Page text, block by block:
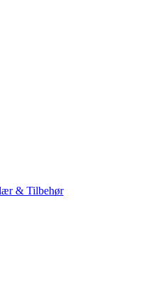
& Tilbehør